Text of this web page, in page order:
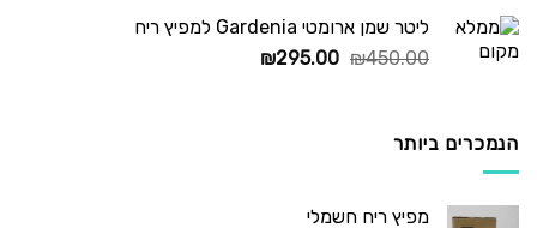
ליטר שמן ארומטי Gardenia למפיץ ריח
₪450.00
המחיר
₪295.00
המחיר
הנמכרים ביותר
מפיץ ריח חשמלי